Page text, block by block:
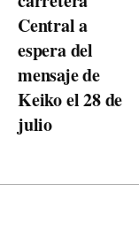
Central a
espera del
mensaje de
Keiko el 28 de
julio